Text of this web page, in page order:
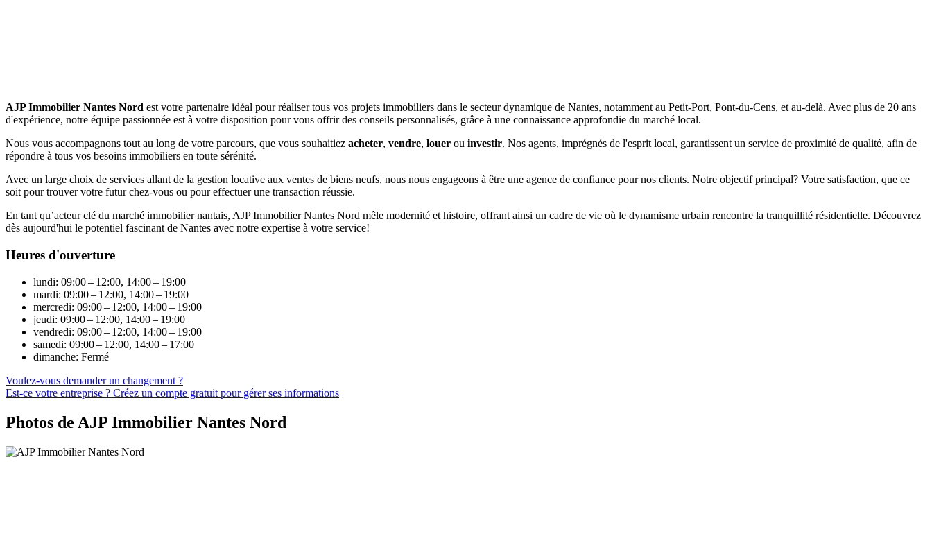
AJP Immobilier Nantes Nord est votre partenaire idéal pour réaliser tous vos projets immobiliers dans le secteur dynamique de Nantes, notamment au Petit-Port, Pont-du-Cens, et au-delà. Avec plus de 20 ans
d'expérience, notre équipe passionnée est à votre disposition pour vous offrir des conseils personnalisés, grâce à une connaissance approfondie du marché local.
Nous vous accompagnons tout au long de votre parcours, que vous souhaitiez acheter, vendre, louer ou investir. Nos agents, imprégnés de l'esprit local, garantissent un service de proximité de qualité, afin de
répondre à tous vos besoins immobiliers en toute sérénité.
Avec un large choix de services allant de la gestion locative aux ventes de biens neufs, nous nous engageons à être une agence de confiance pour nos clients. Notre objectif principal? Votre satisfaction, que ce
soit pour trouver votre futur chez-vous ou pour effectuer une transaction réussie.
En tant qu’acteur clé du marché immobilier nantais, AJP Immobilier Nantes Nord mêle modernité et histoire, offrant ainsi un cadre de vie où le dynamisme urbain rencontre la tranquillité résidentielle. Découvrez
dès aujourd'hui le potentiel fascinant de Nantes avec notre expertise à votre service!
Heures d'ouverture
lundi: 09:00 – 12:00, 14:00 – 19:00
mardi: 09:00 – 12:00, 14:00 – 19:00
mercredi: 09:00 – 12:00, 14:00 – 19:00
jeudi: 09:00 – 12:00, 14:00 – 19:00
vendredi: 09:00 – 12:00, 14:00 – 19:00
samedi: 09:00 – 12:00, 14:00 – 17:00
dimanche: Fermé
Voulez-vous demander un changement ?
Est-ce votre entreprise ? Créez un compte gratuit pour gérer ses informations
Photos de AJP Immobilier Nantes Nord